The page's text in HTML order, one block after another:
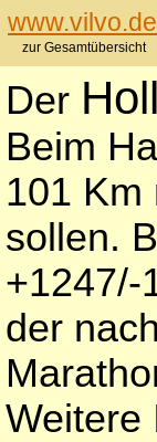
www.vilvo.de
zur Gesamtübersicht
Der
Beim
101 Km
sollen.
+1247/-
der
Weitere